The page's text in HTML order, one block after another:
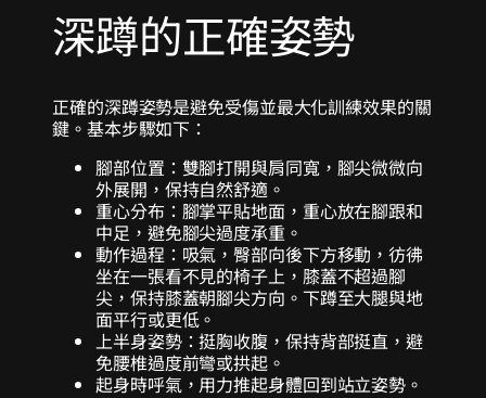
深蹲的正確姿勢
正確的深蹲姿勢是避免受傷並最大化訓練效果的關
鍵。基本步驟如下：
腳部位置：雙腳打開與肩同寬，腳尖微微向
外展開，保持自然舒適。
重心分布：腳掌平貼地面，重心放在腳跟和
中足，避免腳尖過度承重。
動作過程：吸氣，臀部向後下方移動，彷彿
坐在一張看不見的椅子上，膝蓋不超過腳
尖，保持膝蓋朝腳尖方向。下蹲至大腿與地
面平行或更低。
上半身姿勢：挺胸收腹，保持背部挺直，避
免腰椎過度前彎或拱起。
起身時呼氣，用力推起身體回到站立姿勢。